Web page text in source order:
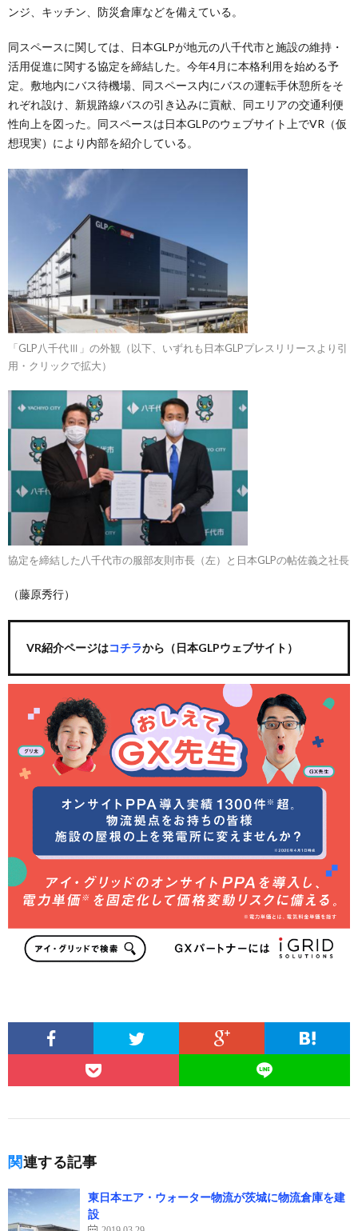
ンジ、キッチン、防災倉庫などを備えている。
同スペースに関しては、日本GLPが地元の八千代市と施設の維持・
活用促進に関する協定を締結した。今年4月に本格利用を始める予
定。敷地内にバス待機場、同スペース内にバスの運転手休憩所をそ
れぞれ設け、新規路線バスの引き込みに貢献、同エリアの交通利便
性向上を図った。同スペースは日本GLPのウェブサイト上でVR（仮
想現実）により内部を紹介している。
「GLP八千代Ⅲ」の外観（以下、いずれも日本GLPプレスリリースより引
用・クリックで拡大）
協定を締結した八千代市の服部友則市長（左）と日本GLPの帖佐義之社長
（藤原秀行）
VR紹介ページはコチラから（日本GLPウェブサイト）
関連する記事
東日本エア・ウォーター物流が茨城に物流倉庫を建
設